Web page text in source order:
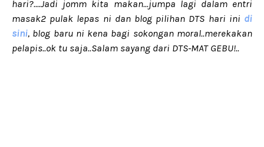
hari?....Jadi jomm kita makan...jumpa lagi dalam entri
masak2 pulak lepas ni dan blog pilihan DTS hari ini di
sini, blog baru ni kena bagi sokongan moral..merekakan
pelapis..ok tu saja..Salam sayang dari DTS-MAT GEBU!..